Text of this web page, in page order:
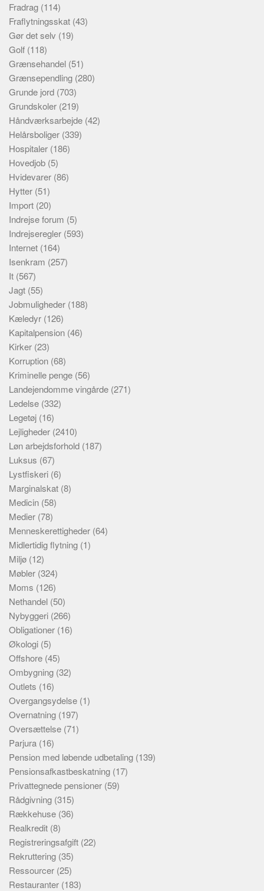
Fradrag (114)
Fraflytningsskat (43)
Gør det selv (19)
Golf (118)
Grænsehandel (51)
Grænsependling (280)
Grunde jord (703)
Grundskoler (219)
Håndværksarbejde (42)
Helårsboliger (339)
Hospitaler (186)
Hovedjob (5)
Hvidevarer (86)
Hytter (51)
Import (20)
Indrejse forum (5)
Indrejseregler (593)
Internet (164)
Isenkram (257)
It (567)
Jagt (55)
Jobmuligheder (188)
Kæledyr (126)
Kapitalpension (46)
Kirker (23)
Korruption (68)
Kriminelle penge (56)
Landejendomme vingårde (271)
Ledelse (332)
Legetøj (16)
Lejligheder (2410)
Løn arbejdsforhold (187)
Luksus (67)
Lystfiskeri (6)
Marginalskat (8)
Medicin (58)
Medier (78)
Menneskerettigheder (64)
Midlertidig flytning (1)
Miljø (12)
Møbler (324)
Moms (126)
Nethandel (50)
Nybyggeri (266)
Obligationer (16)
Økologi (5)
Offshore (45)
Ombygning (32)
Outlets (16)
Overgangsydelse (1)
Overnatning (197)
Oversættelse (71)
Parjura (16)
Pension med løbende udbetaling (139)
Pensionsafkastbeskatning (17)
Privattegnede pensioner (59)
Rådgivning (315)
Rækkehuse (36)
Realkredit (8)
Registreringsafgift (22)
Rekruttering (35)
Ressourcer (25)
Restauranter (183)